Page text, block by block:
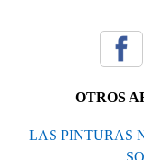
OTROS
LAS PINTURAS